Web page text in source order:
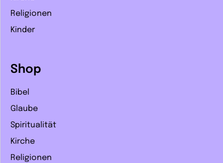
Religionen
Kinder
Shop
Bibel
Glaube
Spiritualität
Kirche
Religionen